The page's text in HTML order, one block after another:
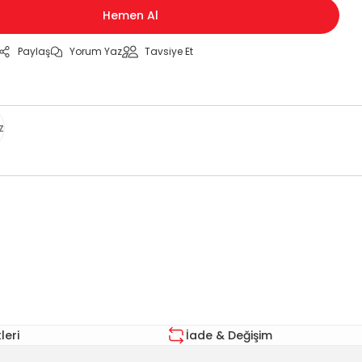
Hemen Al
Paylaş Yorum Yaz Tavsiye Et
İade & Değişim